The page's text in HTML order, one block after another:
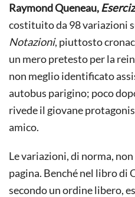
Raymond Queneau,
costituito da 98 variazioni
Notazioni, piuttosto
un mero pretesto per la
non meglio identificato
autobus parigino; poco
rivede il giovane
amico.
Le variazioni, di norma,
pagina. Benché nel libro di
secondo un ordine libero,